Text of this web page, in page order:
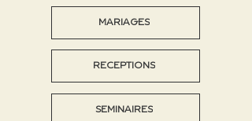
MARIAGES
RÉCEPTIONS
SEMINAIRES